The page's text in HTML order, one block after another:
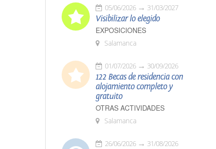
05/06/2026 31/03/2027
Visibilizar lo elegido
EXPOSICIONES
Salamanca
01/07/2026 30/09/2026
122 Becas de residencia con
alojamiento completo y
gratuito
OTRAS ACTIVIDADES
Salamanca
26/06/2026 31/08/2026